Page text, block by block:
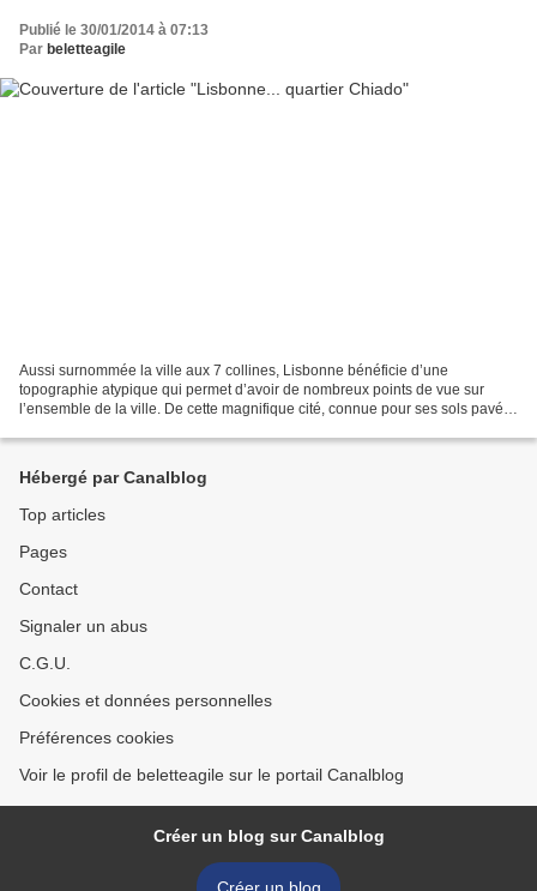
Publié le 30/01/2014 à 07:13
Par beletteagile
Aussi surnommée la ville aux 7 collines, Lisbonne bénéficie d’une
topographie atypique qui permet d’avoir de nombreux points de vue sur
l’ensemble de la ville. De cette magnifique cité, connue pour ses sols pavés
Hébergé par Canalblog
Top articles
Pages
Contact
Signaler un abus
C.G.U.
Cookies et données personnelles
Préférences cookies
Voir le profil de beletteagile sur le portail Canalblog
Créer un blog sur Canalblog